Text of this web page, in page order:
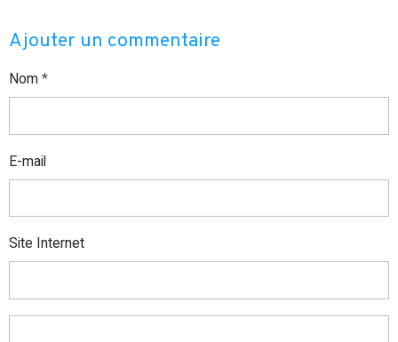
Ajouter un commentaire
Nom
E-mail
Site Internet